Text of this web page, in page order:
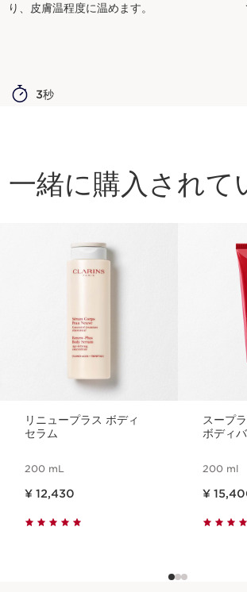
り、皮膚温程度に温めます。
3秒
一緒に購入されて
コンテンツへ移動
リニュープラス ボディ
セラム
200 mL
¥ 12,430
スープ
ボディ
200 ml
¥